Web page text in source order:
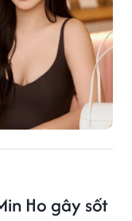
Ho gây sốt